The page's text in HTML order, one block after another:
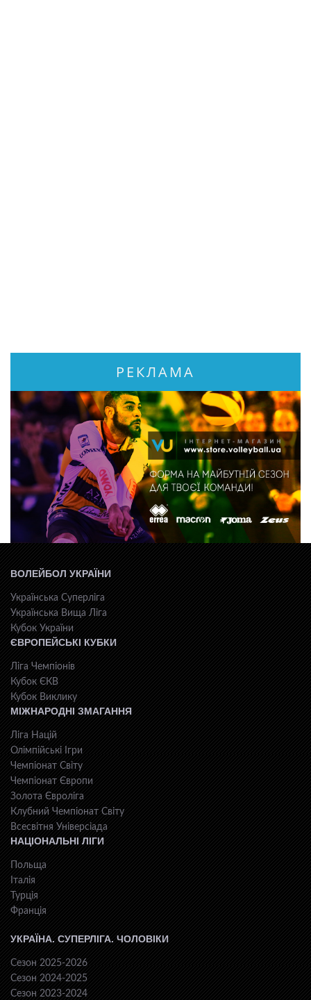
РЕКЛАМА
ВОЛЕЙБОЛ УКРАЇНИ
Українська Суперліга
Українська Вища Ліга
Кубок України
ЄВРОПЕЙСЬКІ КУБКИ
Ліга Чемпіонів
Кубок ЄКВ
Кубок Виклику
МІЖНАРОДНІ ЗМАГАННЯ
Ліга Націй
Олімпійські Ігри
Чемпіонат Світу
Чемпіонат Європи
Золота Євроліга
Клубний Чемпіонат Світу
Всесвiтня Унiверсiaда
НАЦІОНАЛЬНІ ЛІГИ
Польща
Італія
Турція
Франція
УКРАЇНА. СУПЕРЛІГА. ЧОЛОВІКИ
Сезон 2025-2026
Сезон 2024-2025
Сезон 2023-2024